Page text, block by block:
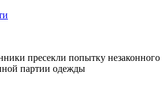
пресекли попытку незаконного
партии одежды